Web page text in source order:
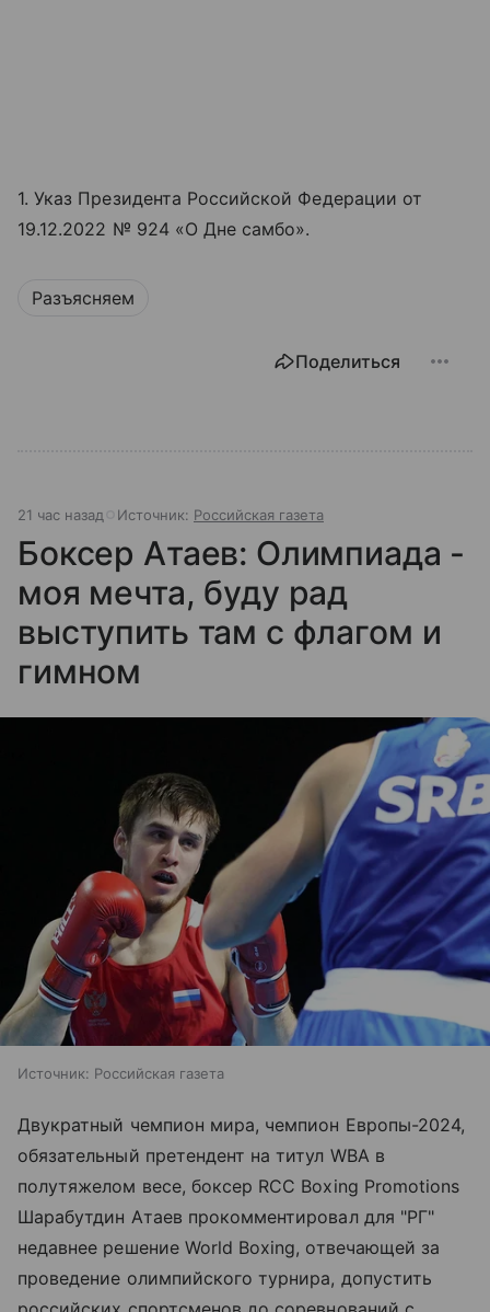
1. Указ Президента Российской Федерации от
19.12.2022 № 924 «‎‎О Дне самбо».
Разъясняем
Поделиться
21 час назад Источник: Российская газета
Боксер Атаев: Олимпиада -
моя мечта, буду рад
выступить там с флагом и
гимном
Источник: Российская газета
Двукратный чемпион мира, чемпион Европы-2024,
обязательный претендент на титул WBA в
полутяжелом весе, боксер RCC Boxing Promotions
Шарабутдин Атаев прокомментировал для "РГ"
недавнее решение World Boxing, отвечающей за
проведение олимпийского турнира, допустить